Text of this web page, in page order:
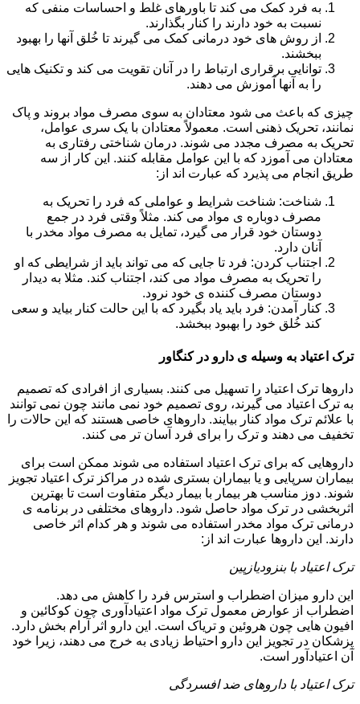
به فرد کمک می کند تا باورهای غلط و احساسات منفی که
نسبت به خود دارند را کنار بگذارند.
از روش های خود درمانی کمک می گیرند تا خُلق آنها را بهبود
ببخشند.
توانایی برقراری ارتباط را در آنان تقویت می کند و تکنیک هایی
را به آنها آموزش می دهند.
چیزی که باعث می شود معتادان به سوی مصرف مواد بروند و پاک
نمانند، تحریک ذهنی است. معمولاً معتادان با یک سری عوامل،
تحریک به مصرف مجدد می شوند. درمان شناختی رفتاری به
معتادان می آموزد که با این عوامل مقابله کنند. این کار از سه
طریق انجام می پذیرد که عبارت اند از:
شناخت: شناخت شرایط و عواملی که فرد را تحریک به
مصرف دوباره ی مواد می کند. مثلاً وقتی فرد در جمع
دوستان خود قرار می گیرد، تمایل به مصرف مواد مخدر با
آنان دارد.
اجتناب کردن: فرد تا جایی که می تواند باید از شرایطی که او
را تحریک به مصرف مواد می کند، اجتناب کند. مثلا به دیدار
دوستان مصرف کننده ی خود نرود.
کنار آمدن: فرد باید یاد بگیرد که با این حالت کنار بیاید و سعی
کند خُلق خود را بهبود ببخشد.
ترک اعتیاد به وسیله ی دارو در کنگاور
داروها ترک اعتیاد را تسهیل می کنند. بسیاری از افرادی که تصمیم
به ترک اعتیاد می گیرند، روی تصمیم خود نمی مانند چون نمی توانند
با علائم ترک مواد کنار بیایند. داروهای خاصی هستند که این حالات را
تخفیف می دهند و ترک را برای فرد آسان تر می کنند.
داروهایی که برای ترک اعتیاد استفاده می شوند ممکن است برای
بیماران سرپایی و یا بیماران بستری شده در مراکز ترک اعتیاد تجویز
شوند. دوز مناسب هر بیمار با بیمار دیگر متفاوت است تا بهترین
اثربخشی در ترک مواد حاصل شود. داروهای مختلفی در برنامه ی
درمانی ترک مواد مخدر استفاده می شوند و هر کدام اثر خاصی
دارند. این داروها عبارت اند از:
ترک اعتیاد با بنزودیازپین
این دارو میزان اضطراب و استرس فرد را کاهش می دهد.
اضطراب از عوارض معمول ترک مواد اعتیادآوری چون کوکائین و
افیون هایی چون هروئین و تریاک است. این دارو اثر آرام بخش دارد.
پزشکان در تجویز این دارو احتیاط زیادی به خرج می دهند، زیرا خود
آن اعتیادآور است.
ترک اعتیاد با داروهای ضد افسردگی